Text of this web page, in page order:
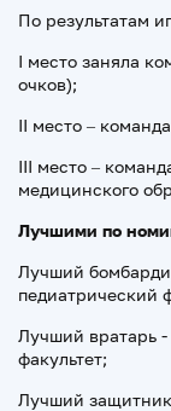
По результатам
I место заняла
очков);
II место –
III место –
медицинского
Лучшими по
Лучший
педиатрический
Лучший вратарь
факультет;
Лучший